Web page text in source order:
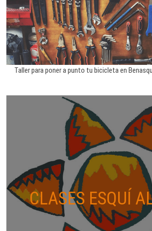
Taller para poner a punto tu bicicleta en
CLASES ESQUÍ